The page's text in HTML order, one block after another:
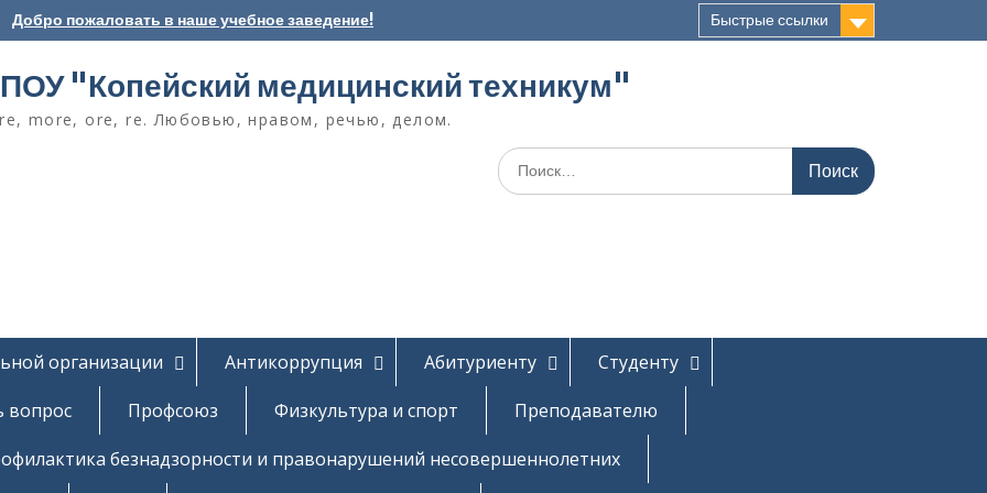
Добро пожаловать в наше учебное заведение! Быстрые ссылки
"Копейский медицинский техникум"
more, ore, re. Любовью, нравом, речью, делом.
Поиск
по:
организации Антикоррупция Абитуриенту
Студенту
вопрос Профсоюз Физкультура и спорт
Преподавателю
безнадзорности и правонарушений несовершеннолетних